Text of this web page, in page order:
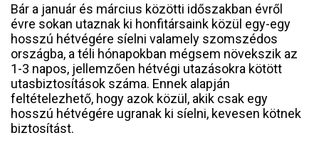
Bár a január és március közötti időszakban évről
évre sokan utaznak ki honfitársaink közül egy-egy
hosszú hétvégére síelni valamely szomszédos
országba, a téli hónapokban mégsem növekszik az
1-3 napos, jellemzően hétvégi utazásokra kötött
utasbiztosítások száma. Ennek alapján
feltételezhető, hogy azok közül, akik csak egy
hosszú hétvégére ugranak ki síelni, kevesen kötnek
biztosítást.